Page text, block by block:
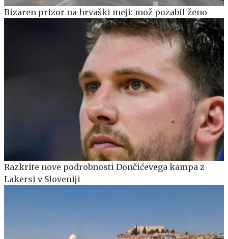
Bizaren prizor na hrvaški meji: mož pozabil ženo
Razkrite nove podrobnosti Dončićevega kampa z
Lakersi v Sloveniji